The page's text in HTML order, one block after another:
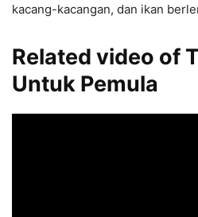
kacang-kacangan, dan ikan
Related video of
Untuk Pemula